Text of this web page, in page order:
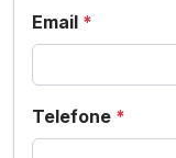
Email *
Telefone *